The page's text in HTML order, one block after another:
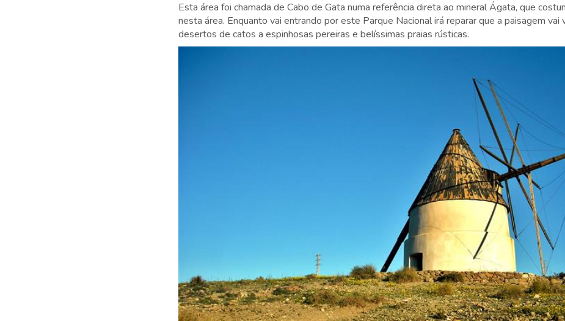
Esta área foi chamada de Cabo de Gata numa referência direta ao mineral Ágata, que
nesta área. Enquanto vai entrando por este Parque Nacional irá reparar que a paisagem vai
desertos de catos a espinhosas pereiras e belíssimas praias rústicas.